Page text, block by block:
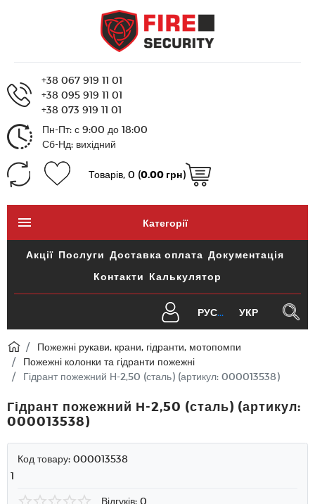
+38 067 919 11 01
+38 095 919 11 01
+38 073 919 11 01
Пн-Пт: с 9:00 до 18:00
Сб-Нд: вихідний
Товарів, 0 (0.00 грн)
Категорії
Акції Послуги Доставка оплата Документація
Контакти Калькулятор
РУС УКР
Пожежні рукави, крани, гідранти, мотопомпи
Пожежні колонки та гідранти пожежні
Гідрант пожежний Н-2,50 (сталь) (артикул: 000013538)
Гідрант пожежний Н-2,50 (сталь) (артикул:
000013538)
Код товару: 000013538
1
Відгуків: 0